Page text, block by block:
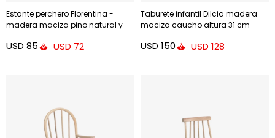
Estante perchero Florentina -
madera maciza pino natural y
Credit
USD 85 USD 72
Taburete infantil Dilcia madera
maciza caucho altura 31 cm
USD 150 USD 128